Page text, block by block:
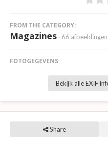
FROM THE CATEGORY:
Magazines · 66 afbeeldingen
FOTOGEGEVENS
Bekijk alle EXIF
Share